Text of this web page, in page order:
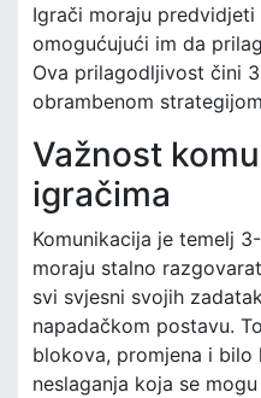
Igrači moraju
omogućujući im da
Ova prilagodljivost čini
obrambenom
Važnost
igračima
Komunikacija je temelj
moraju stalno
svi svjesni svojih
napadačkom postavu.
blokova, promjena i bilo
neslaganja koja se